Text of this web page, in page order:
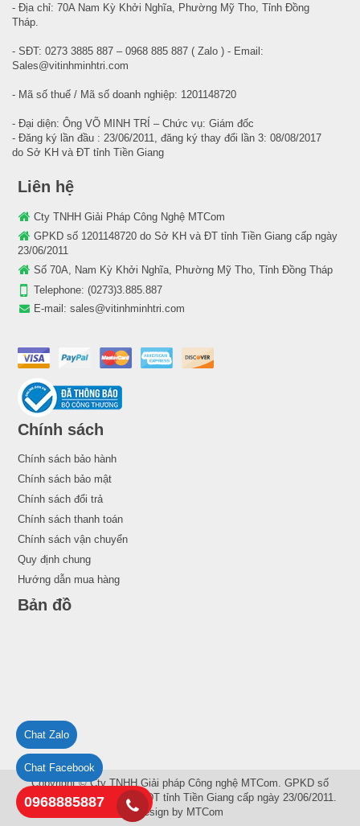
Chat Zalo
Chat Facebook
0968885887
- Địa chỉ: 70A Nam Kỳ Khởi Nghĩa, Phường Mỹ Tho, Tỉnh Đồng
Tháp.
- SĐT: 0273 3885 887 – 0968 885 887 ( Zalo ) - Email:
Sales@vitinhminhtri.com
- Mã số thuế / Mã số doanh nghiệp: 1201148720
- Đại diện: Ông VÕ MINH TRÍ – Chức vụ: Giám đốc
- Đăng ký lần đầu : 23/06/2011, đăng ký thay đổi lần 3: 08/08/2017
do Sở KH và ĐT tỉnh Tiền Giang
Liên hệ
Cty TNHH Giải Pháp Công Nghệ MTCom
GPKD số 1201148720 do Sở KH và ĐT tỉnh Tiền Giang cấp ngày
23/06/2011
Số 70A, Nam Kỳ Khởi Nghĩa, Phường Mỹ Tho, Tỉnh Đồng Tháp
Telephone: (0273)3.885.887
E-mail: sales@vitinhminhtri.com
Chính sách
Chính sách bảo hành
Chính sách bảo mật
Chính sách đổi trả
Chính sách thanh toán
Chính sách vận chuyển
Quy định chung
Hướng dẫn mua hàng
Bản đồ
Copyright © Cty TNHH Giải pháp Công nghệ MTCom. GPKD số
1201148720 do Sở KH và ĐT tỉnh Tiền Giang cấp ngày 23/06/2011.
Design by MTCom